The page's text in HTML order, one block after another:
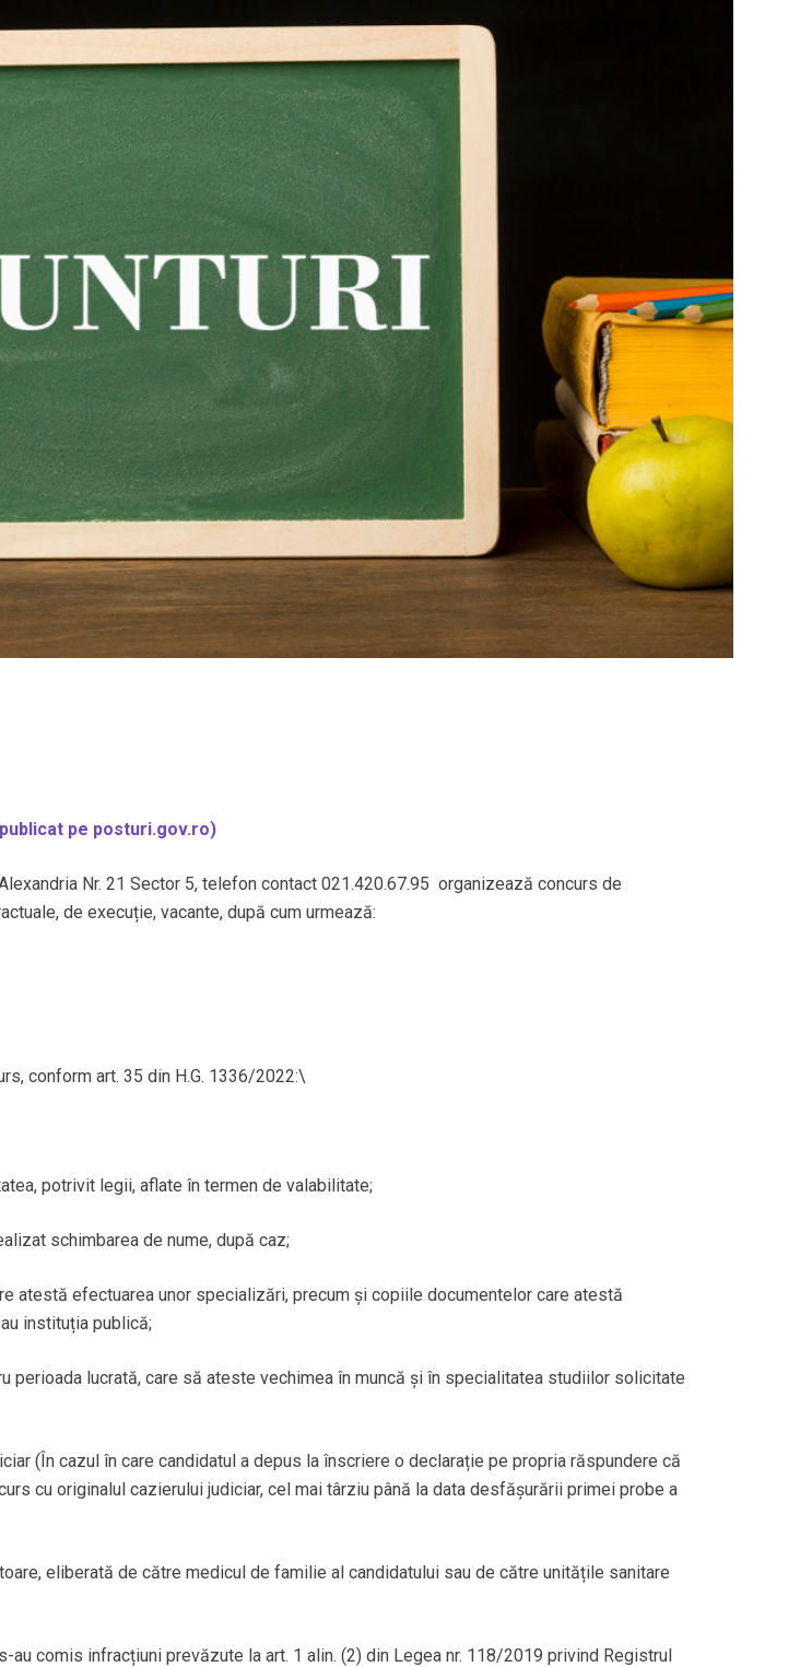
pe posturi.gov.ro)
Nr. 21 Sector 5, telefon contact 021.420.67.95 organizează concurs de
de execuție, vacante, după cum urmează:
conform art. 35 din H.G. 1336/2022:\
potrivit legii, aflate în termen de valabilitate;
schimbarea de nume, după caz;
atestă efectuarea unor specializări, precum și copiile documentelor care atestă
instituția publică;
perioada lucrată, care să ateste vechimea în muncă și în specialitatea studiilor solicitate
(În cazul în care candidatul a depus la înscriere o declarație pe propria răspundere că
cu originalul cazierului judiciar, cel mai târziu până la data desfășurării primei probe a
eliberată de către medicul de familie al candidatului sau de către unitățile sanitare
comis infracțiuni prevăzute la art. 1 alin. (2) din Legea nr. 118/2019 privind Registrul